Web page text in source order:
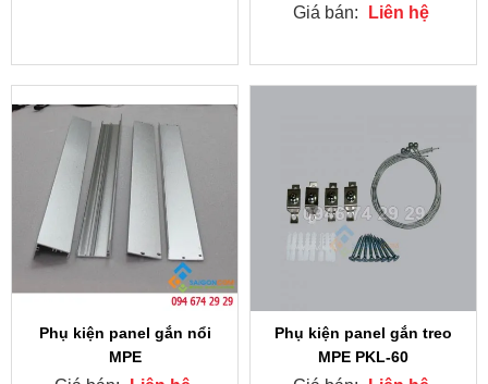
Giá bán: Liên hệ
Phụ kiện panel gắn nổi
MPE
Phụ kiện panel gắn treo
MPE PKL-60